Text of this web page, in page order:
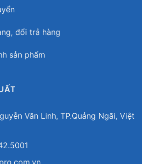
đổi trả hàng
sản phẩm
Văn Linh, TP.Quảng Ngãi, Việt